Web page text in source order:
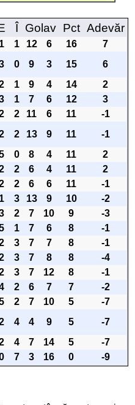
Î Golav Pct Adevăr
1 1 12 6 16
7
0 9 3 15
6
1 9 4 14
2
1 7 6 12
3
2 11 6 11
-1
2 13 9 11
-1
0 8 4 11
2
2 6 4 11
2
2 6 6 11
-1
1 3 13 9 10
-2
2 7 10 9
-3
1 7 6 8
-1
3 7 7 8
-1
3 7 8 8
-4
3 7 12 8
-1
2 6 7 7
-2
2 7 10 5
-7
4 4 9 5
-7
4 7 14 5
-7
7 3 16 0 -9